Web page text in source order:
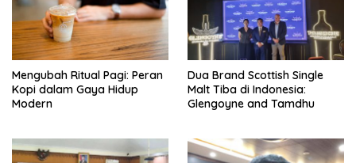
Mengubah Ritual Pagi: Peran
Kopi dalam Gaya Hidup
Modern
Dua Brand Scottish Single
Malt Tiba di Indonesia:
Glengoyne and Tamdhu